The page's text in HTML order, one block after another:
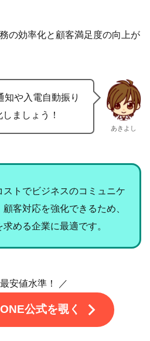
の効率化と顧客満足度の向上が
知や入電自動振り
ましょう！
あきよし
ストでビジネスのコミュニケ
客対応を強化できるため、
める企業に最適です。
安値水準！ ／
公式を覗く